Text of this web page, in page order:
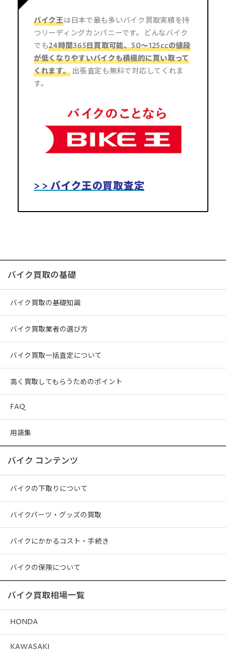
バイク王は日本で最も多いバイク買取実績を持
つリーディングカンパニーです。どんなバイク
でも24時間365日買取可能、50～125ccの値段
が低くなりやすいバイクも積極的に買い取って
くれます。出張査定も無料で対応してくれま
す。
> > バイク王の買取査定
バイク買取の基礎
バイク買取の基礎知識
バイク買取業者の選び方
バイク買取一括査定について
高く買取してもらうためのポイント
FAQ
用語集
バイク コンテンツ
バイクの下取りについて
バイクパーツ・グッズの買取
バイクにかかるコスト・手続き
バイクの保険について
バイク買取相場一覧
HONDA
KAWASAKI